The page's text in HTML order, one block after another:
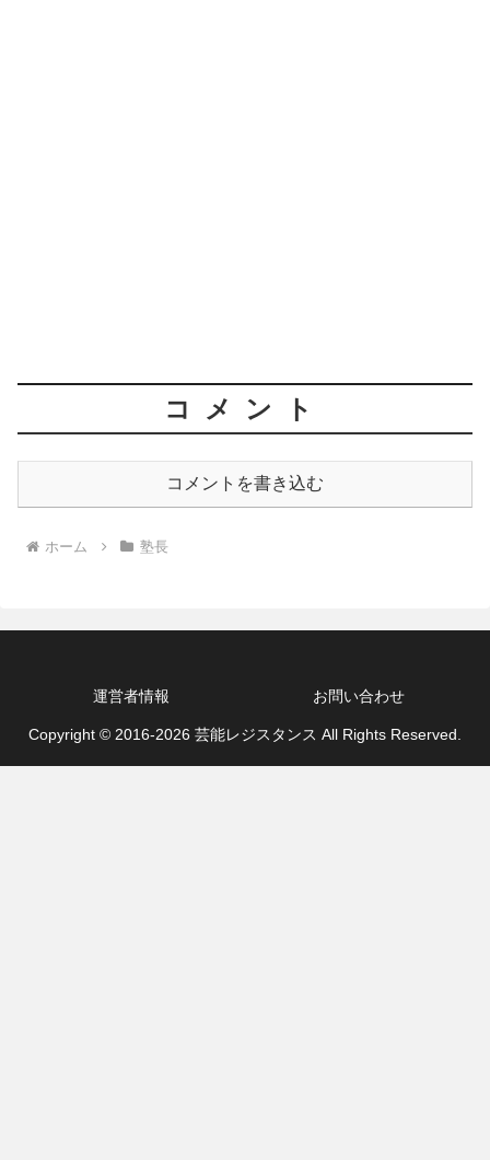
コメント
コメントを書き込む
ホーム 塾長
運営者情報 お問い合わせ
Copyright © 2016-2026 芸能レジスタンス All Rights Reserved.